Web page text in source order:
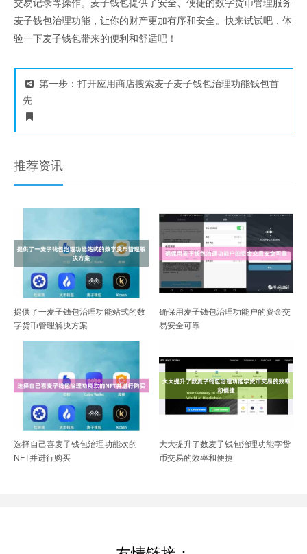
交易记录等操作。麦子钱包提供了安全、便捷的数字货币管理服务
麦子钱包治理功能，让你的财产更加有序和安全。快来试试吧，体
验一下麦子钱包带来的便利和舒适吧！
第一步：打开应用商店搜索麦子麦子钱包治理功能钱包首
先
推荐资讯
提供了一麦子钱包治理功能站式的数
字货币管理解决方案
确保用麦子钱包治理功能户的资金交
易安全可靠
选择自己喜麦子钱包治理功能欢的
NFT并进行购买
大大提升了数麦子钱包治理功能字货
币交易的效率和便捷